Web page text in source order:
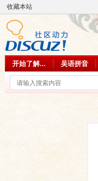
收藏本站
开始了解... 吴语拼音